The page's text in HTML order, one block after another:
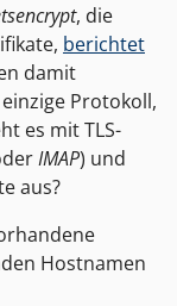
, die
berichtet
damit
Protokoll,
es mit TLS-
IMAP) und
aus?
Hostnamen